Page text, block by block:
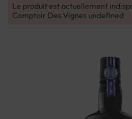
Le produit est actuellement
Comptoir Des Vignes undefined